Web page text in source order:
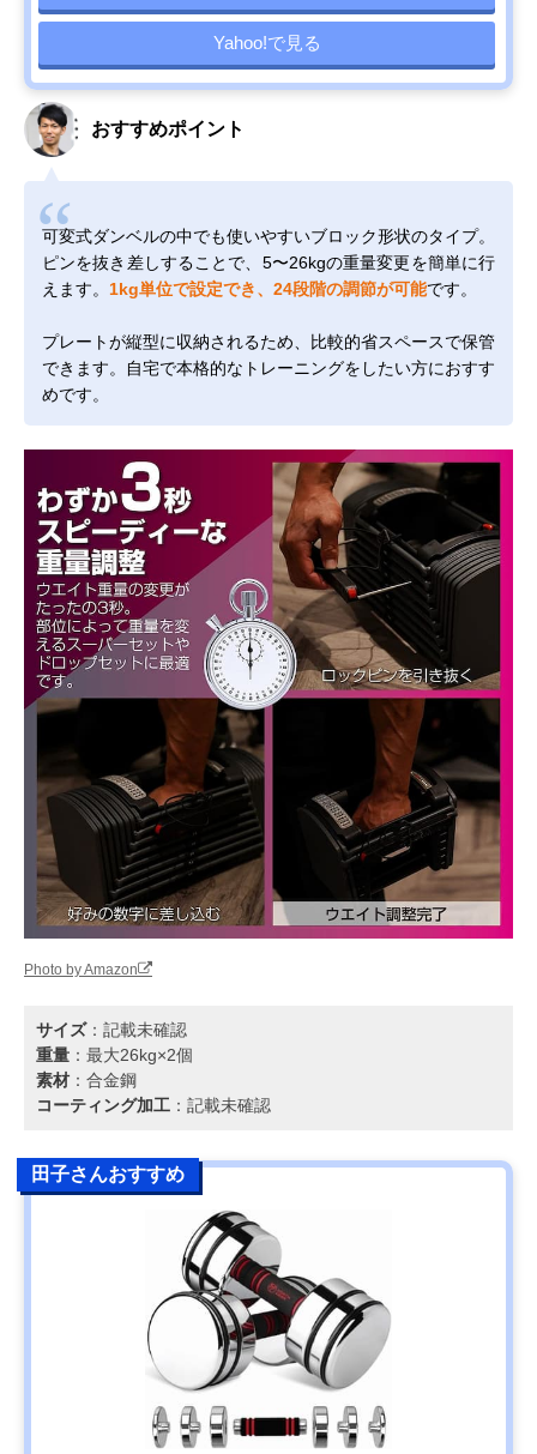
Yahoo!で見る
おすすめポイント
可変式ダンベルの中でも使いやすいブロック形状のタイプ。
ピンを抜き差しすることで、5〜26kgの重量変更を簡単に行
えます。 1kg単位で設定でき、24段階の調節が可能です。
プレートが縦型に収納されるため、比較的省スペースで保管
できます。自宅で本格的なトレーニングをしたい方におすす
めです。
Photo by Amazon
サイズ：記載未確認
重量 ：最大26kg×2個
素材 ：合金鋼
コーティング加工 ：記載未確認
田子さんおすすめ